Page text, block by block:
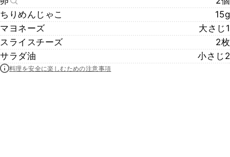
ちりめんじゃこ
15g
マヨネーズ
大さじ1
スライスチーズ
2枚
サラダ油
小さじ2
料理を安全に楽しむための注意事項